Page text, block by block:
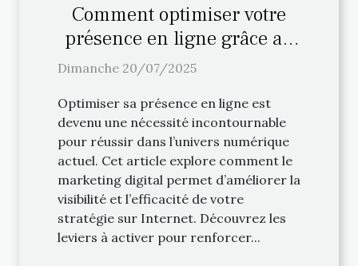
Comment optimiser votre
présence en ligne grâce au
marketing digital ?
Dimanche 20/07/2025
Optimiser sa présence en ligne est
devenu une nécessité incontournable
pour réussir dans l’univers numérique
actuel. Cet article explore comment le
marketing digital permet d’améliorer la
visibilité et l’efficacité de votre
stratégie sur Internet. Découvrez les
leviers à activer pour renforcer...